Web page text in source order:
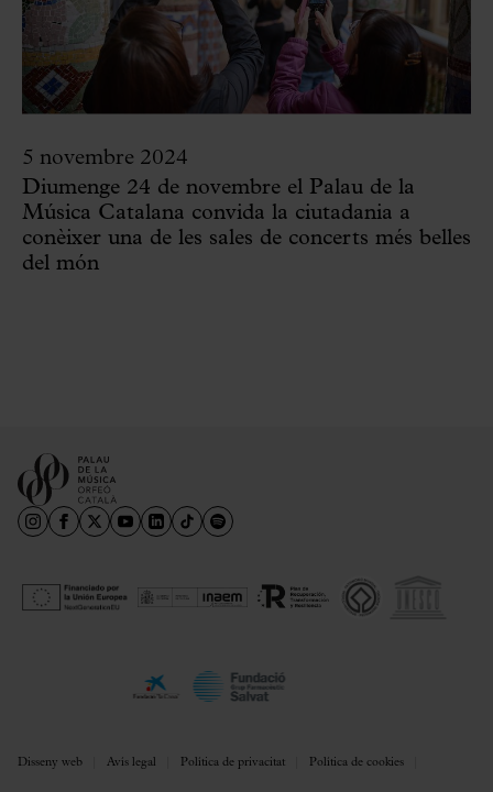
5 novembre 2024
Diumenge 24 de novembre el Palau de la
Música Catalana convida la ciutadania a
conèixer una de les sales de concerts més belles
del món
Disseny web Avís legal Política de privacitat Política de cookies